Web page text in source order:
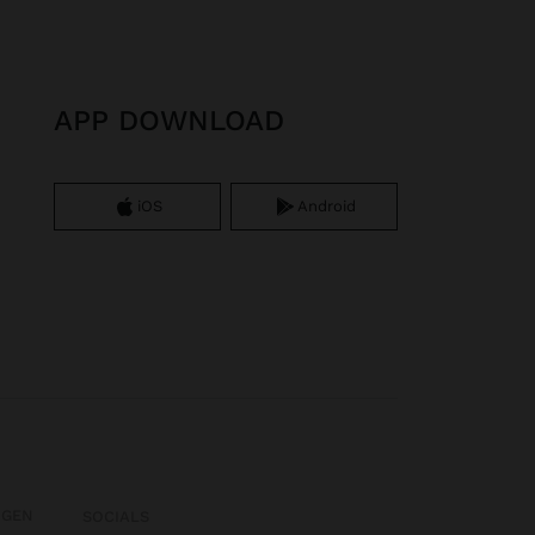
APP DOWNLOAD
iOS Android